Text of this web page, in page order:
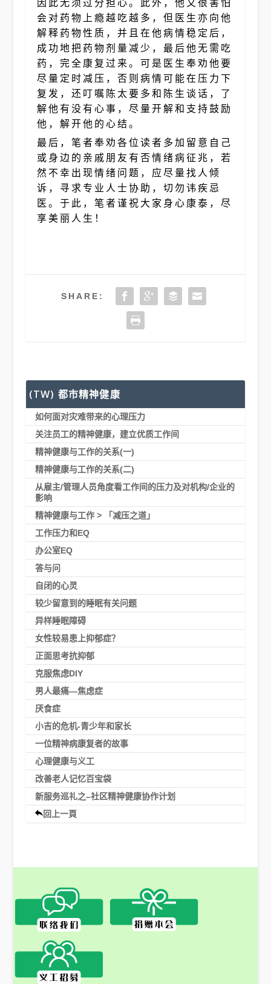
因此无须过分担心。此外，他又很害怕
会对药物上瘾越吃越多，但医生亦向他
解释药物性质，并且在他病情稳定后，
成功地把药物剂量减少，最后他无需吃
药，完全康复过来。可是医生奉劝他要
尽量定时减压，否则病情可能在压力下
复发，还叮嘱陈太要多和陈生谈话，了
解他有没有心事，尽量开解和支持鼓励
他，解开他的心结。
最后，笔者奉劝各位读者多加留意自己
或身边的亲戚朋友有否情绪病征兆，若
然不幸出现情绪问题，应尽量找人倾
诉，寻求专业人士协助，切勿讳疾忌
医。于此，笔者谨祝大家身心康泰，尽
享美丽人生！
SHARE:
(TW) 都市精神健康
如何面对灾难带来的心理压力
关注员工的精神健康，建立优质工作间
精神健康与工作的关系(一)
精神健康与工作的关系(二)
从雇主/管理人员角度看工作间的压力及对机构/企业的
影响
精神健康与工作 > 「减压之道」
工作压力和EQ
办公室EQ
答与问
自闭的心灵
较少留意到的睡眠有关问题
异样睡眠障碍
女性较易患上抑郁症？
正面思考抗抑郁
克服焦虑DIY
男人最痛—焦虑症
厌食症
小吉的危机-青少年和家长
一位精神病康复者的故事
心理健康与义工
改善老人记忆百宝袋
新服务巡礼之–社区精神健康协作计划
回上一頁